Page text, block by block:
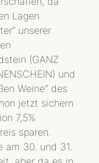
Lagen
unserer
(GANZ
und
Weine“ des
jetzt sichern
7,5%
sparen.
am 30. und 31.